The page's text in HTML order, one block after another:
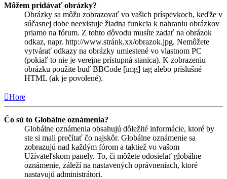
Môžem pridávať obrázky?
Obrázky sa môžu zobrazovať vo vašich príspevkoch, keďže v
súčasnej dobe neexistuje žiadna funkcia k nahraniu obrázkov
priamo na fórum. Z tohto dôvodu musíte zadať na obrázok
odkaz, napr. http://www.stránk.xx/obrazok.jpg. Nemôžete
vytvárať odkazy na obrázky umiestené vo vlastnom PC
(pokiaľ to nie je verejne prístupná stanica). K zobrazeniu
obrázku použite buď BBCode [img] tag alebo príslušné
HTML (ak je povolené).
Hore
Čo sú to Globálne oznámenia?
Globálne oznámenia obsahujú dôležité informácie, ktoré by
ste si mali prečítať čo najskôr. Globálne oznámenie sa
zobrazujú nad každým fórom a taktiež vo vašom
Užívateľskom panely. To, či môžete odosielať globálne
oznámenie, záleží na nastavených oprávneniach, ktoré
nastavujú administrátori.